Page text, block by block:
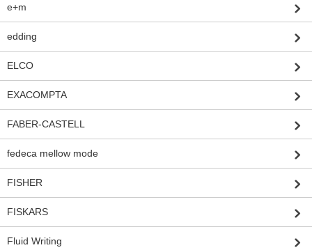
e+m
edding
ELCO
EXACOMPTA
FABER-CASTELL
fedeca mellow mode
FISHER
FISKARS
Fluid Writing